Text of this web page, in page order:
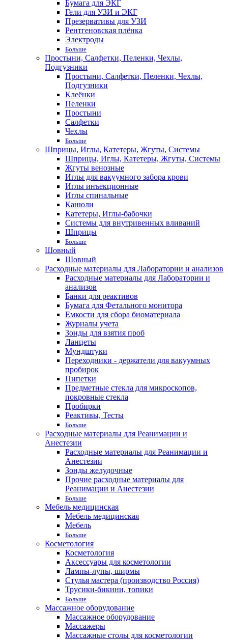
Бумага для ЭКГ
Гели для УЗИ и ЭКГ
Презервативы для УЗИ
Рентгеновская плёнка
Электроды
Больше
Простыни, Салфетки, Пеленки, Чехлы,
Подгузники
Простыни, Салфетки, Пеленки, Чехлы,
Подгузники
Клеёнки
Пеленки
Простыни
Салфетки
Чехлы
Больше
Шприцы, Иглы, Катетеры, Жгуты, Системы
Шприцы, Иглы, Катетеры, Жгуты, Системы
Жгуты венозные
Иглы для вакуумного забора крови
Иглы инъекционные
Иглы спинальные
Канюли
Катетеры, Иглы-бабочки
Системы для внутривенных вливаний
Шприцы
Больше
Шовный
Шовный
Расходные материалы для Лаборатории и анализов
Расходные материалы для Лаборатории и
анализов
Банки для реактивов
Бумага для Фетального монитора
Емкости для сбора биоматериала
Журналы учета
Зонды для взятия проб
Ланцеты
Мундштуки
Переходники - держатели для вакуумных
пробирок
Пипетки
Предметные стекла для микроскопов,
покровные стекла
Пробирки
Реактивы, Тесты
Больше
Расходные материалы для Реанимации и
Анестезии
Расходные материалы для Реанимации и
Анестезии
Зонды желудочные
Прочие расходные материалы для
Реанимации и Анестезии
Больше
Мебель медицинская
Мебель медицинская
Мебель
Больше
Косметология
Косметология
Аксессуары для косметологии
Лампы-лупы, ширмы
Стулья мастера (производство Россия)
Трусики-бикини, топики
Больше
Массажное оборудование
Массажное оборудование
Массажеры
Массажные столы для косметологии